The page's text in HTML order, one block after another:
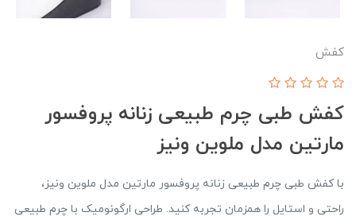
کفش
کفش طبی چرم طبیعی زنانه پروفسور
مارتین مدل ملوین ونیز
با کفش طبی چرم طبیعی زنانه پروفسور مارتین مدل ملوین ونیز،
راحتی و استایل را همزمان تجربه کنید. طراحی ارگونومیک با چرم طبیعی